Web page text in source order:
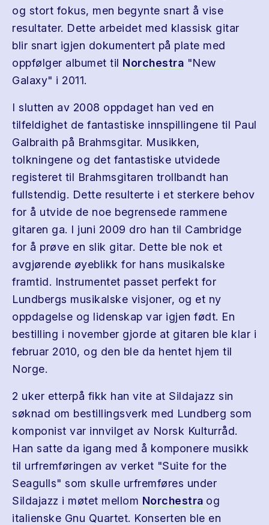
og stort fokus, men begynte snart å vise
resultater. Dette arbeidet med klassisk gitar
blir snart igjen dokumentert på plate med
oppfølger albumet til Norchestra "New
Galaxy" i 2011.
I slutten av 2008 oppdaget han ved en
tilfeldighet de fantastiske innspillingene til Paul
Galbraith på Brahmsgitar. Musikken,
tolkningene og det fantastiske utvidede
registeret til Brahmsgitaren trollbandt han
fullstendig. Dette resulterte i et sterkere behov
for å utvide de noe begrensede rammene
gitaren ga. I juni 2009 dro han til Cambridge
for å prøve en slik gitar. Dette ble nok et
avgjørende øyeblikk for hans musikalske
framtid. Instrumentet passet perfekt for
Lundbergs musikalske visjoner, og et ny
oppdagelse og lidenskap var igjen født. En
bestilling i november gjorde at gitaren ble klar i
februar 2010, og den ble da hentet hjem til
Norge.
2 uker etterpå fikk han vite at Sildajazz sin
søknad om bestillingsverk med Lundberg som
komponist var innvilget av Norsk Kulturråd.
Han satte da igang med å komponere musikk
til urfremføringen av verket "Suite for the
Seagulls" som skulle urfremføres under
Sildajazz i møtet mellom Norchestra og
italienske Gnu Quartet. Konserten ble en